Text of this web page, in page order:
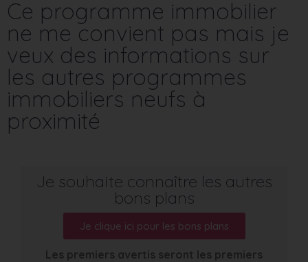
Ce programme immobilier
ne me convient pas mais je
veux des informations sur
les autres programmes
immobiliers neufs à
proximité
Je souhaite connaître les autres
bons plans
Je clique ici pour les bons plans
Les premiers avertis seront les premiers